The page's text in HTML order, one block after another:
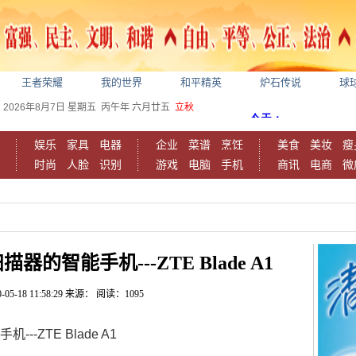
王者荣耀 我的世界 和平精英 炉石传说 球
2026年8月7日 星期五 丙午年 六月廿五 立秋
娱乐 家具
电器
时尚
人脸 识别
企业 菜谱
烹饪
游戏
电脑 手机
美食 美妆
瘦
商讯
电商 微
器的智能手机---ZTE Blade A1
05-18 11:58:29 来源： 阅读：1095